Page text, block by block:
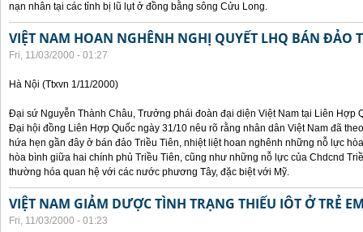
nạn nhân tại các tỉnh bị lũ lụt ở đồng bằng sông Cửu Long.
VIỆT NAM HOAN NGHÊNH NGHỊ QUYẾT LHQ BÁN ĐẢO
Fri, 11/03/2000 - 01:27
Hà Nội (Ttxvn 1/11/2000)
Đại sứ Nguyễn Thành Châu, Trưởng phái đoàn đại diện Việt Nam tại Liên Hợp
Đại hội đồng Liên Hợp Quốc ngày 31/10 nêu rõ rằng nhân dân Việt Nam đã
hứa hẹn gần đây ở bán đảo Triều Tiên, nhiệt liệt hoan nghênh những nỗ lực
hòa bình giữa hai chính phủ Triều Tiên, cũng như những nỗ lực của Chdcnd
thường hóa quan hệ với các nước phương Tây, đặc biệt với Mỹ.
VIỆT NAM GIẢM DƯỢC TÌNH TRẠNG THIẾU IÔT Ở TRẺ
Fri, 11/03/2000 - 01:23